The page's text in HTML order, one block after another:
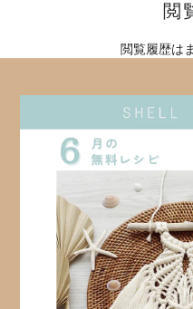
閲
閲覧履歴は